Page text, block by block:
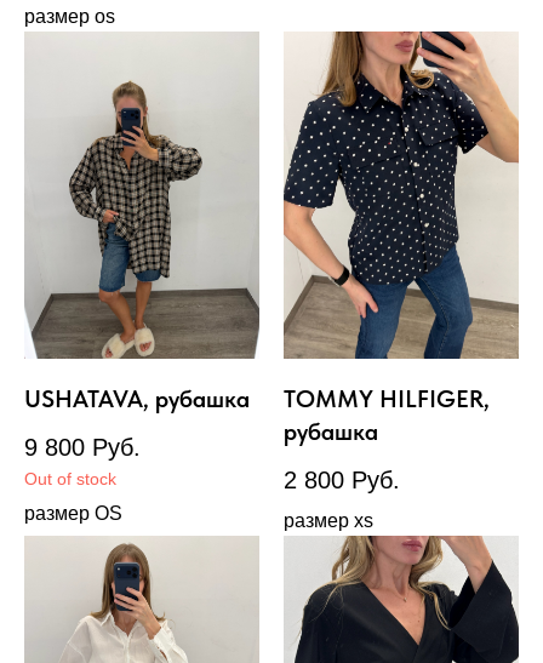
размер os
USHATAVA, рубашка
9 800 Руб.
Out of stock
размер OS
TOMMY HILFIGER,
рубашка
2 800 Руб.
размер xs